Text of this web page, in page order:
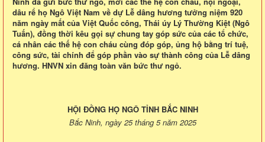
dâu rể họ Ngô Việt Nam về dự Lễ dâng hương tưởng niệm 920
năm ngày mất của Việt Quốc công, Thái úy Lý Thường Kiệt (Ngô
Tuấn), đồng thời kêu gọi sự chung tay góp sức của các tổ chức,
cá nhân các thế hệ con cháu cùng đóp góp, ủng hộ bằng trí tuệ,
công sức, tài chính để góp phần vào sự thành công của Lễ dâng
hương. HNVN xin đăng toàn văn bức thư ngỏ.
HỘI ĐỒNG HỌ NGÔ TỈNH BẮC NINH
Bắc Ninh, ngày 25 tháng 5 năm 2025